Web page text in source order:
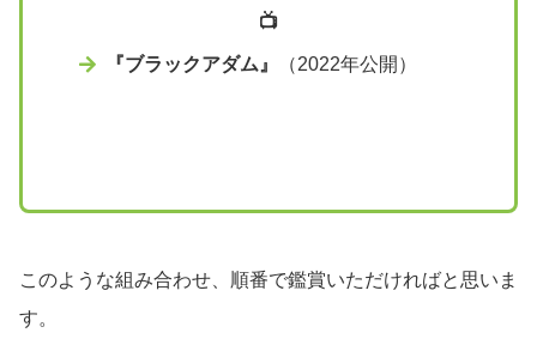
📺
『ブラックアダム』 （2022年公開）
このような組み合わせ、順番で鑑賞いただければと思いま
す。